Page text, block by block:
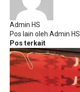
Admin HS
Pos lain oleh Admin HS
Pos terkait